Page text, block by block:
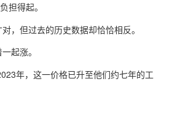
担得起。
，但过去的历史数据却恰恰相反。
起涨。
年，这一价格已升至他们约七年的工